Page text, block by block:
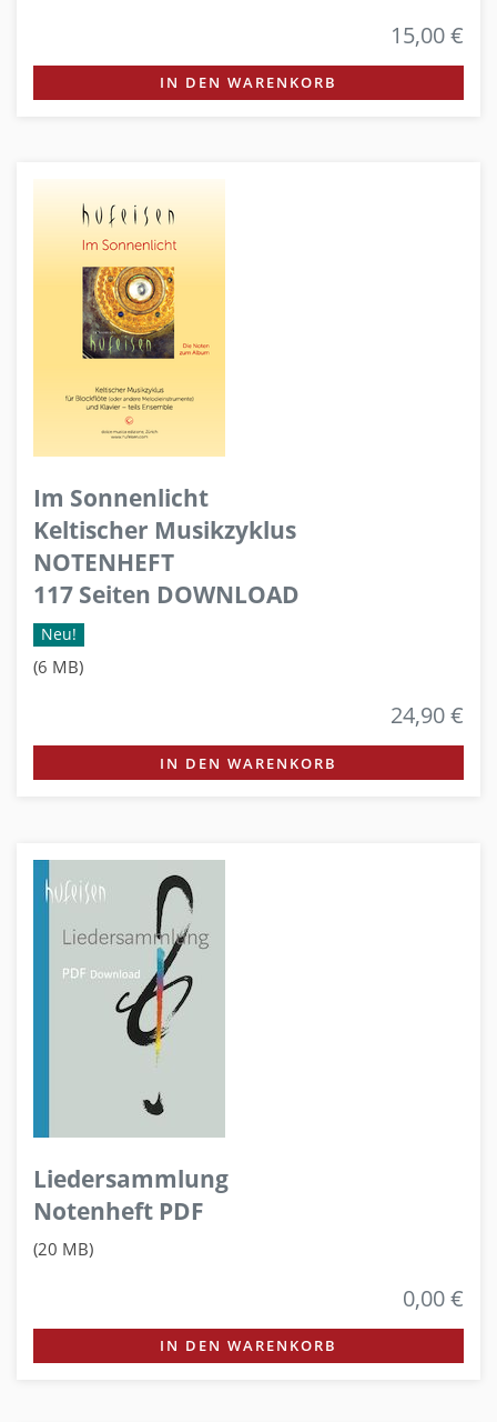
15,00 €
IN DEN WARENKORB
Im Sonnenlicht
Keltischer Musikzyklus
NOTENHEFT
117 Seiten DOWNLOAD
Neu!
(6 MB)
24,90 €
IN DEN WARENKORB
Liedersammlung
Notenheft PDF
(20 MB)
0,00 €
IN DEN WARENKORB